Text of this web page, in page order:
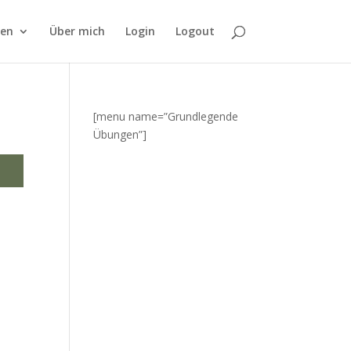
Über mich Login Logout
[menu name=”Grundlegende
Übungen”]